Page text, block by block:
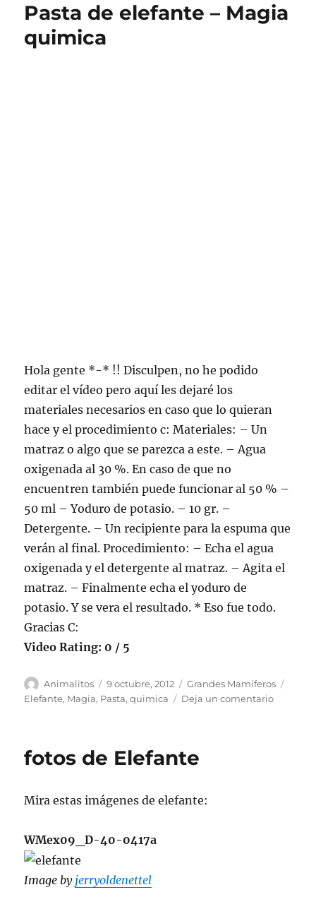
Con
La
Pasta de elefante – Magia
quimica
Hola gente *-* !! Disculpen, no he podido
editar el vídeo pero aquí les dejaré los
materiales necesarios en caso que lo quieran
hace y el procedimiento c: Materiales: – Un
matraz o algo que se parezca a este. – Agua
oxigenada al 30 %. En caso de que no
encuentren también puede funcionar al 50 % –
50 ml – Yoduro de potasio. – 10 gr. –
Detergente. – Un recipiente para la espuma que
verán al final. Procedimiento: – Echa el agua
oxigenada y el detergente al matraz. – Agita el
matraz. – Finalmente echa el yoduro de
potasio. Y se vera el resultado. * Eso fue todo.
Gracias C:
Video Rating: 0 / 5
Autor
Animalitos
Publicado
el
9 octubre, 2012 Categorías
Grandes Mamíferos
Elefante, Magia, Pasta,quimica Deja un comentarioen
fotos de Elefante
Mira estas imágenes de elefante:
WMex09_D-40-0417a
Image by jerryoldenettel